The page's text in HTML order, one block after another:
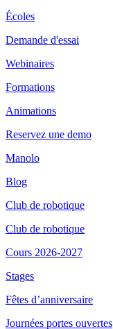
Écoles
Demande d'essai
Webinaires
Formations
Animations
Reservez une demo
Manolo
Blog
Club de robotique
Club de robotique
Cours 2026-2027
Stages
Fêtes d’anniversaire
Journées portes ouvertes